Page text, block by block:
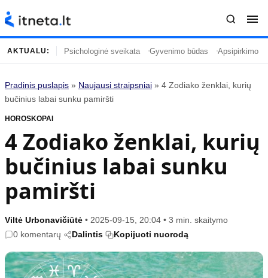
Turinys
Naujausi straipsniai
Gyvenimas
Įdomybės
Mada
Mokslas
Kulinarija
Technologijos
Gyvenimo būdas
Populiaru
Kultūra
Informacija
Etikos politika
AKTUALU: Psichologinė sveikata Gyvenimo būdas Apsipirkimo
Pradinis puslapis » Naujausi straipsniai » 4 Zodiako ženklai, kurių
bučinius labai sunku pamiršti
HOROSKOPAI
4 Zodiako ženklai, kurių
bučinius labai sunku
pamiršti
Viltė Urbonavičiūtė • 2025-09-15, 20:04 • 3 min. skaitymo
0 komentarų
Dalintis Kopijuoti nuorodą